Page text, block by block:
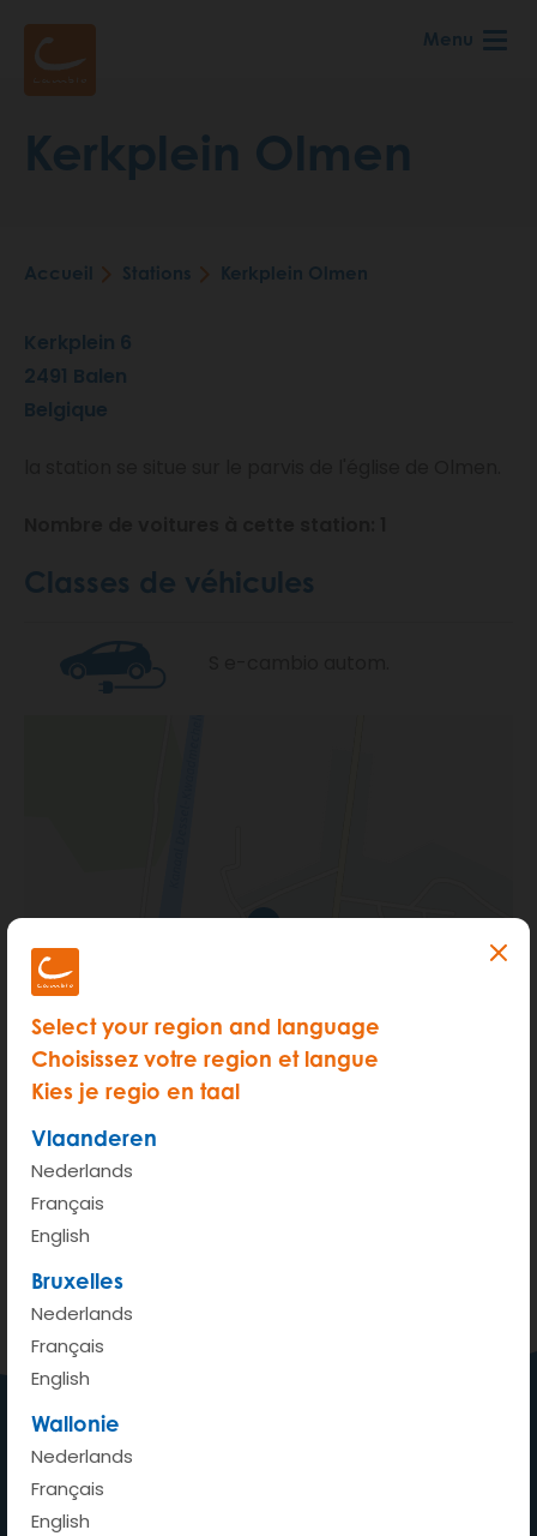
Select your region and language
Choisissez votre region et langue
Kies je regio en taal
Vlaanderen
Nederlands
Français
English
Bruxelles
Nederlands
Français
English
Wallonie
Nederlands
Français
English
Menu
Kerkplein Olmen
d'Ariane
Accueil Stations Kerkplein Olmen
Kerkplein 6
2491 Balen
Belgique
Classes de véhicules
Ma voiture où je veux quand je
veux